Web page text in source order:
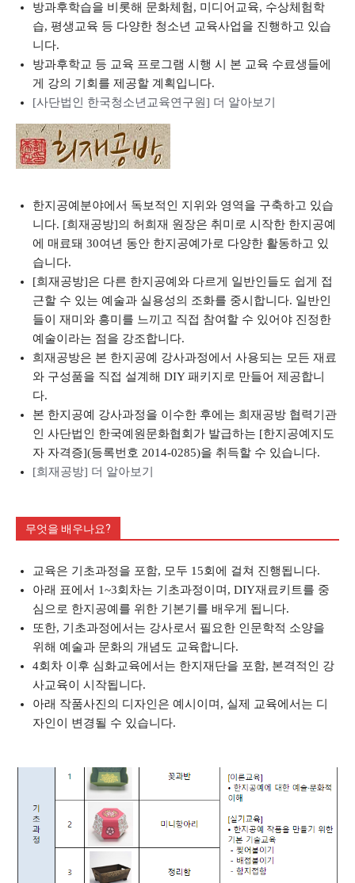
방과후학습을 비롯해 문화체험, 미디어교육, 수상체험학
습, 평생교육 등 다양한 청소년 교육사업을 진행하고 있습
니다.
방과후학교 등 교육 프로그램 시행 시 본 교육 수료생들에
게 강의 기회를 제공할 계획입니다.
[사단법인 한국청소년교육연구원] 더 알아보기
한지공예분야에서 독보적인 지위와 영역을 구축하고 있습
니다. [희재공방]의 허희재 원장은 취미로 시작한 한지공예
에 매료돼 30여년 동안 한지공예가로 다양한 활동하고 있
습니다.
[희재공방]은 다른 한지공예와 다르게 일반인들도 쉽게 접
근할 수 있는 예술과 실용성의 조화를 중시합니다. 일반인
들이 재미와 흥미를 느끼고 직접 참여할 수 있어야 진정한
예술이라는 점을 강조합니다.
희재공방은 본 한지공예 강사과정에서 사용되는 모든 재료
와 구성품을 직접 설계해 DIY 패키지로 만들어 제공합니
다.
본 한지공예 강사과정을 이수한 후에는 희재공방 협력기관
인 사단법인 한국예원문화협회가 발급하는 [한지공예지도
자 자격증](등록번호 2014-0285)을 취득할 수 있습니다.
[희재공방] 더 알아보기
무엇을 배우나요?
교육은 기초과정을 포함, 모두 15회에 걸쳐 진행됩니다.
아래 표에서 1~3회차는 기초과정이며, DIY재료키트를 중
심으로 한지공예를 위한 기본기를 배우게 됩니다.
또한, 기초과정에서는 강사로서 필요한 인문학적 소양을
위해 예술과 문화의 개념도 교육합니다.
4회차 이후 심화교육에서는 한지재단을 포함, 본격적인 강
사교육이 시작됩니다.
아래 작품사진의 디자인은 예시이며, 실제 교육에서는 디
자인이 변경될 수 있습니다.